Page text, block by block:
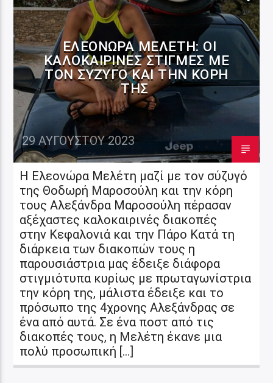
ΕΛΕΟΝΏΡΑ ΜΕΛΈΤΗ: ΟΙ
ΚΑΛΟΚΑΙΡΙΝΈΣ ΣΤΙΓΜΈΣ ΜΕ
ΤΟΝ ΣΎΖΥΓΟ ΚΑΙ ΤΗΝ ΚΌΡΗ
ΤΗΣ
29 ΑΥΓΟΎΣΤΟΥ 2023
Η Ελεονώρα Μελέτη μαζί με τον σύζυγό
της Θοδωρή Μαροσούλη και την κόρη
τους Αλεξάνδρα Μαροσούλη πέρασαν
αξέχαστες καλοκαιρινές διακοπές
στην Κεφαλονιά και την Πάρο Κατά τη
διάρκεια των διακοπών τους η
παρουσιάστρια μας έδειξε διάφορα
στιγμιότυπα κυρίως με πρωταγωνίστρια
την κόρη της, μάλιστα έδειξε και το
πρόσωπο της 4χρονης Αλεξάνδρας σε
ένα από αυτά. Σε ένα ποστ από τις
διακοπές τους, η Μελέτη έκανε μια
πολύ προσωπική […]